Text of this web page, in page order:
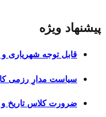
پیشنهاد ویژه
قابل توجه شهریاری
سیاست مدارِ رزمی
ضرورت کلاس تاریخ